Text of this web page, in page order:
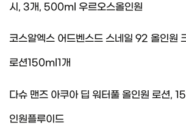
시, 3개, 500ml 우르오스올인원
코스알엑스 어드벤스드 스네일 92 올인원
로션150ml1개
다슈 맨즈 아쿠아 딥 워터풀 올인원 로션,
인원플루이드